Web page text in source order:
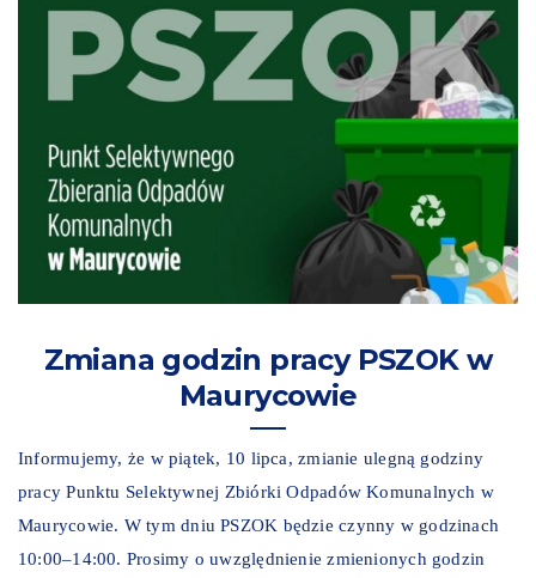
Zmiana godzin pracy PSZOK w
Maurycowie
Informujemy, że w piątek, 10 lipca, zmianie ulegną godziny
pracy Punktu Selektywnej Zbiórki Odpadów Komunalnych w
Maurycowie. W tym dniu PSZOK będzie czynny w godzinach
10:00–14:00. Prosimy o uwzględnienie zmienionych godzin